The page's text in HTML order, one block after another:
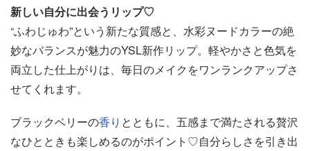
新しい自分に出会うリップ♡
“ふわじゅわ”という新たな質感と、水彩ヌードカラーの絶
妙なバランスが魅力のYSL新作リップ。軽やかさと色気を
両立した仕上がりは、毎日のメイクをワンランクアップさ
せてくれます。
ブラックベリーの香り とともに、五感まで満たされる贅沢
なひとときも楽しめるのがポイント♡自分らしさを引き出